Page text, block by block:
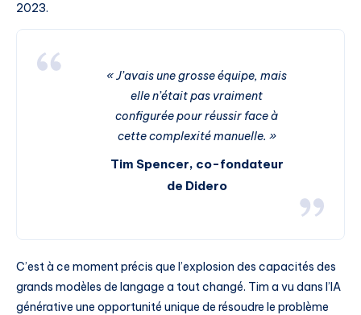
2023.
« J’avais une grosse équipe, mais
elle n’était pas vraiment
configurée pour réussir face à
cette complexité manuelle. »
Tim Spencer, co-fondateur
de Didero
C’est à ce moment précis que l’explosion des capacités des
grands modèles de langage a tout changé. Tim a vu dans l’IA
générative une opportunité unique de résoudre le problème